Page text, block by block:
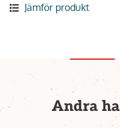
Jämför produkt
Andra